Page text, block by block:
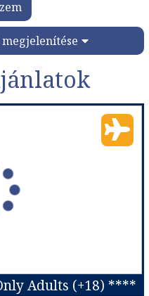
megjelenítése
Adults (+18) ****